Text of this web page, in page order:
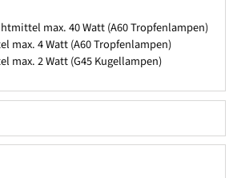
max. 40 Watt (A60 Tropfenlampen)
max. 4 Watt (A60 Tropfenlampen)
max. 2 Watt (G45 Kugellampen)